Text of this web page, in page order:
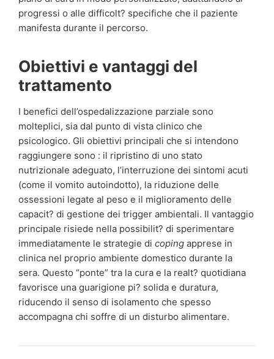
progressi o alle difficolt? specifiche che il paziente
manifesta durante il percorso.
Obiettivi e vantaggi del
trattamento
I benefici dell’ospedalizzazione parziale sono
molteplici, sia dal punto di vista clinico che
psicologico. Gli obiettivi principali che si intendono
raggiungere sono : il ripristino di uno stato
nutrizionale adeguato, l’interruzione dei sintomi acuti
(come il vomito autoindotto), la riduzione delle
ossessioni legate al peso e il miglioramento delle
capacit? di gestione dei trigger ambientali. Il vantaggio
principale risiede nella possibilit? di sperimentare
immediatamente le strategie di coping apprese in
clinica nel proprio ambiente domestico durante la
sera. Questo “ponte” tra la cura e la realt? quotidiana
favorisce una guarigione pi? solida e duratura,
riducendo il senso di isolamento che spesso
accompagna chi soffre di un disturbo alimentare.